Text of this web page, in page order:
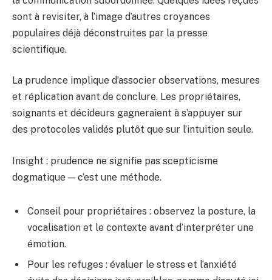
sont à revisit­er, à l’image d’autres croyances
populaires déjà déconstruites par la presse
scientifique.
La prudence implique d’associer observations, mesures
et réplication avant de conclure. Les propriétaires,
soignants et décideurs gagneraient à s’appuyer sur
des protocoles validés plutôt que sur l’intuition seule.
Insight : prudence ne signifie pas scepticisme
dogmatique — c’est une méthode.
Conseil pour propriétaires : observez la posture, la
vocalisation et le contexte avant d’interpréter une
émotion.
Pour les refuges : évaluer le stress et l’anxiété